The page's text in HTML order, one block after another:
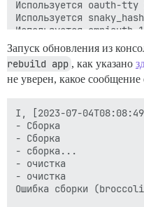
Запуск обновления из
rebuild app , как указано
не уверен, какое
I, [2023-07-
- Сборка
- Сборка
- сборка...
- очистка
- очистка
Ошибка сборки